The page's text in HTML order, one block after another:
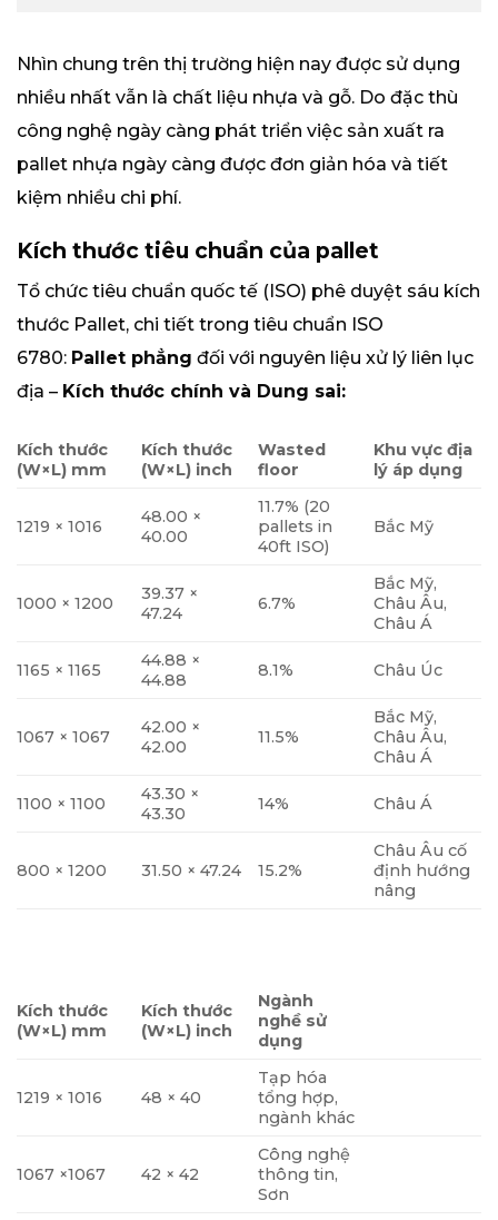
Nhìn chung trên thị trường hiện nay được sử dụng
nhiều nhất vẫn là chất liệu nhựa và gỗ. Do đặc thù
công nghệ ngày càng phát triển việc sản xuất ra
pallet nhựa ngày càng được đơn giản hóa và tiết
kiệm nhiều chi phí.
Kích thước tiêu chuẩn của pallet
Tổ chức tiêu chuẩn quốc tế (ISO) phê duyệt sáu kích
thước Pallet, chi tiết trong tiêu chuẩn ISO
6780: Pallet phẳng đối với nguyên liệu xử lý liên lục
địa – Kích thước chính và Dung sai:
Kích thước
(W×L) mm
Kích thước
(W×L) inch
Wasted
floor
Khu vực địa
lý áp dụng
1219 × 1016
48.00 ×
40.00
11.7% (20
pallets in
40ft ISO)
Bắc Mỹ
1000 × 1200
39.37 ×
47.24
6.7%
Bắc Mỹ,
Châu Âu,
Châu Á
1165 × 1165
44.88 ×
44.88
8.1% Châu Úc
1067 × 1067
42.00 ×
42.00
11.5%
Bắc Mỹ,
Châu Âu,
Châu Á
1100 × 1100
43.30 ×
43.30
14% Châu Á
800 × 1200 31.50 × 47.24 15.2%
Châu Âu cố
định hướng
nâng
Kích thước
(W×L) mm
Kích thước
(W×L) inch
Ngành
nghề sử
dụng
1219 × 1016 48 × 40
Tạp hóa
tổng hợp,
ngành khác
1067 ×1067 42 × 42
Công nghệ
thông tin,
Sơn